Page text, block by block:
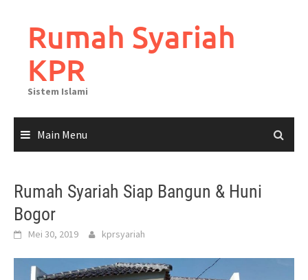
contentRumah Syariah
KPR
Sistem Islami
Main Menu
Rumah Syariah Siap Bangun & Huni
Bogor
Mei 30, 2019 kprsyariah